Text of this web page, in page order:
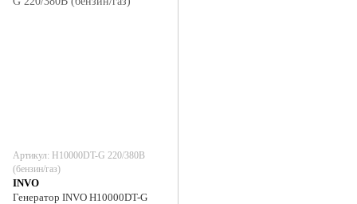
Артикул: H10000DT-G 220/380В
(бензин/газ)
INVO
Генератор INVO H10000DT-G